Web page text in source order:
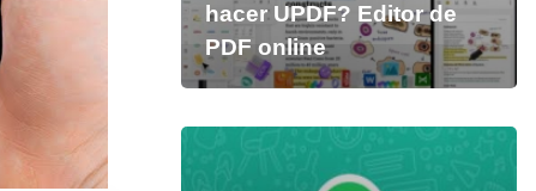
hacer UPDF? Editor de
PDF online